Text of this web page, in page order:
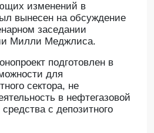
изменений в
вынесен на обсуждение
заседании
Милли Меджлиса.
подготовлен в
для
сектора, не
в нефтегазовой
с депозитного